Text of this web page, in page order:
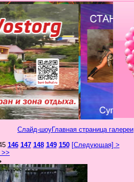
Главная страница галереи
Слайд-шоу
146 147 148 149 150 [Следующая] >
>>